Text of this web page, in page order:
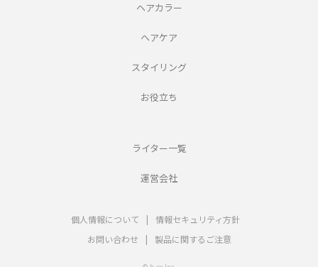
ヘアカラー
ヘアケア
スタイリング
お役立ち
ライター一覧
運営会社
個人情報について |
情報セキュリティ方針
お問い合わせ
| 製品に関するご注意